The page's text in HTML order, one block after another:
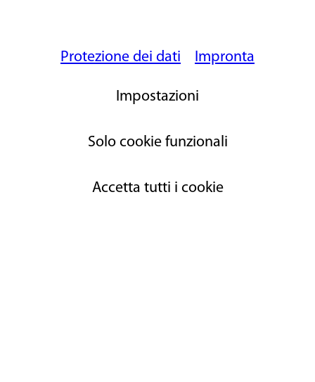
während der Betäubung (Kopfschlag) aus der
man den Fisch ohne Feumer am Kiemen packen
Protezione dei dati Impronta
Impostazioni
Solo cookie funzionali
Accetta tutti i cookie